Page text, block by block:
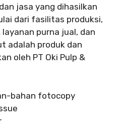
jasa yang dihasilkan
dari fasilitas produksi,
purna jual, dan
adalah produk dan
oleh PT Oki Pulp &
bahan fotocopy